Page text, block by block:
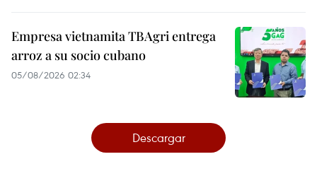
Empresa vietnamita TBAgri entrega
arroz a su socio cubano
05/08/2026 02:34
Descargar